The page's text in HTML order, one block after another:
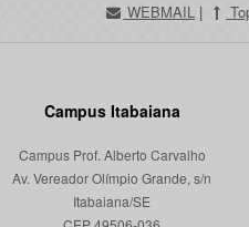
WEBMAIL |
Campus Itabaiana
Campus Prof. Alberto Carvalho
Av. Vereador Olímpio Grande, s/n
Itabaiana/SE